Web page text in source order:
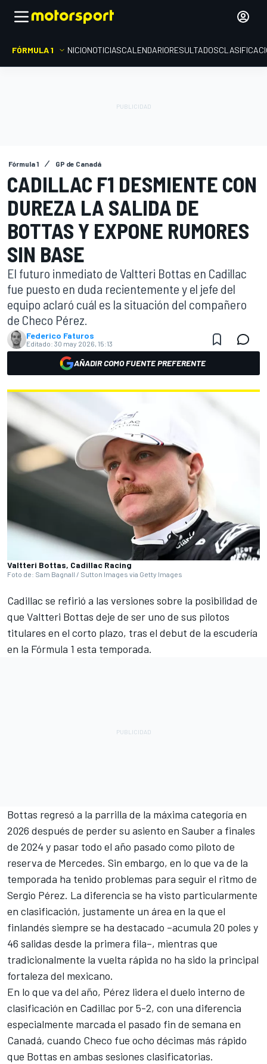
FÓRMULA 1 INICIONOTICIASCALENDARIORESULTADOS
Fórmula 1 GP de Canadá
CADILLAC F1 DESMIENTE CON
DUREZA LA SALIDA DE
BOTTAS Y EXPONE RUMORES
SIN BASE
El futuro inmediato de Valtteri Bottas en Cadillac
fue puesto en duda recientemente y el jefe del
equipo aclaró cuál es la situación del compañero
de Checo Pérez.
Federico Faturos
Editado: 30 may 2026, 15:13
AÑADIR COMO FUENTE PREFERENTE
Valtteri Bottas, Cadillac Racing
Foto de: Sam Bagnall / Sutton Images via Getty Images
Cadillac se refirió a las versiones sobre la posibilidad de
que Valtteri Bottas deje de ser uno de sus pilotos
titulares en el corto plazo, tras el debut de la escudería
en la Fórmula 1 esta temporada.
Bottas regresó a la parrilla de la máxima categoría en
2026 después de perder su asiento en Sauber a finales
de 2024 y pasar todo el año pasado como piloto de
reserva de Mercedes. Sin embargo, en lo que va de la
temporada ha tenido problemas para seguir el ritmo de
Sergio Pérez. La diferencia se ha visto particularmente
en clasificación, justamente un área en la que el
finlandés siempre se ha destacado –acumula 20 poles y
46 salidas desde la primera fila–, mientras que
tradicionalmente la vuelta rápida no ha sido la principal
fortaleza del mexicano.
En lo que va del año, Pérez lidera el duelo interno de
clasificación en Cadillac por 5-2, con una diferencia
especialmente marcada el pasado fin de semana en
Canadá, cuando Checo fue ocho décimas más rápido
que Bottas en ambas sesiones clasificatorias.